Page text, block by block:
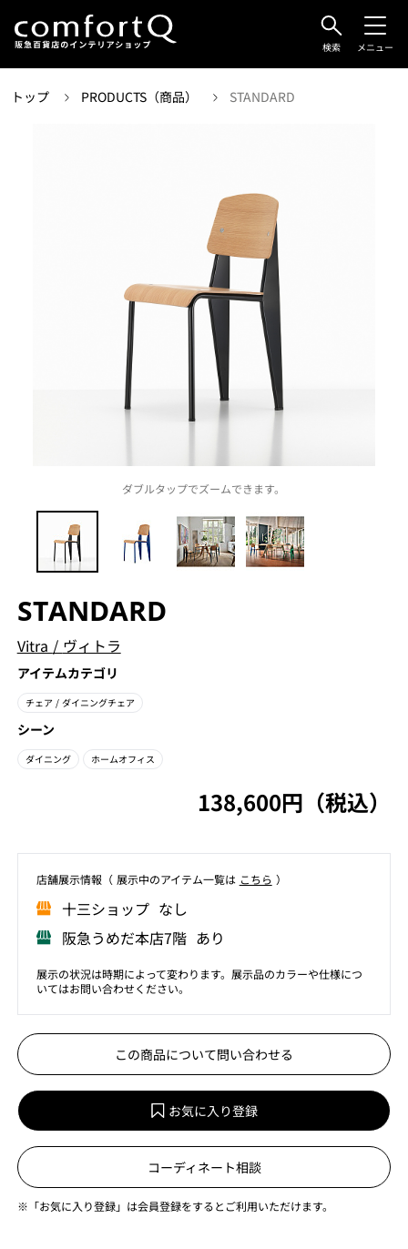
検索 メニュー
トップ PRODUCTS（商品） STANDARD
ダブルタップでズームできます。
STANDARD
Vitra / ヴィトラ
アイテムカテゴリ
チェア / ダイニングチェア
シーン
ダイニング ホームオフィス
138,600円（税込）
店舗展⽰情報（ 展⽰中のアイテム⼀覧は こちら ）
⼗三ショップ なし
阪急うめだ本店7階 あり
展示の状況は時期によって変わります。展示品のカラーや仕様につ
いてはお問い合わせください。
この商品について問い合わせる
お気に入り登録
コーディネート相談
※「お気に入り登録」は会員登録をするとご利用いただけます。